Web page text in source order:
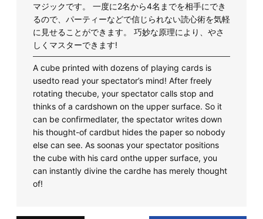
マジックです。 一度に2名から4名までを相手にでき
るので、パーティーなどで信じられない読心術を気軽
に見せることができます。 巧妙な原理により、やさ
しくマスターできます!
A cube printed with dozens of playing cards is
usedto read your spectator’s mind! After freely
rotating thecube, your spectator calls stop and
thinks of a cardshown on the upper surface. So it
can be confirmedlater, the spectator writes down
his thought-of cardbut hides the paper so nobody
else can see. As soonas your spectator positions
the cube with his card onthe upper surface, you
can instantly divine the cardhe has merely thought
of!